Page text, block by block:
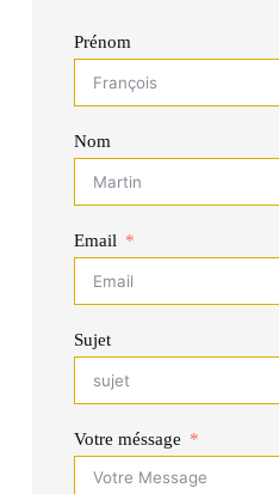
Prénom
Nom
Email
Sujet
Votre méssage